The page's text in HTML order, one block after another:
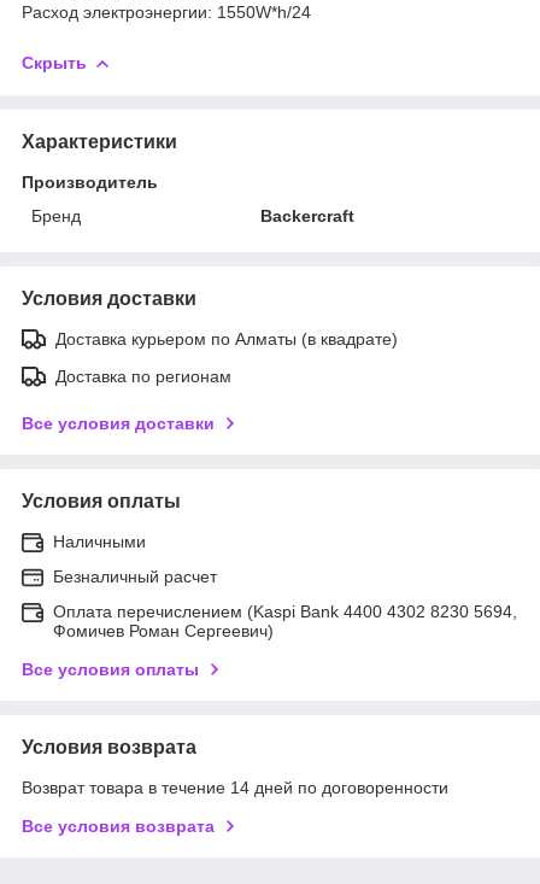
Расход электроэнергии: 1550W*h/24
Скрыть
Характеристики
Производитель
Бренд
Backercraft
Условия доставки
Доставка курьером по Алматы (в квадрате)
Доставка по регионам
Все условия доставки
Условия оплаты
Наличными
Безналичный расчет
Оплата перечислением (Kaspi Bank 4400 4302 8230 5694,
Фомичев Роман Сергеевич)
Все условия оплаты
Условия возврата
Возврат товара в течение 14 дней по договоренности
Все условия возврата